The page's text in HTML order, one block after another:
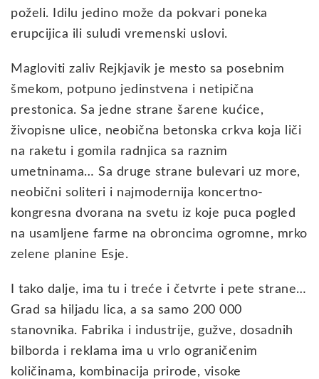
poželi. Idilu jedino može da pokvari poneka
erupcijica ili suludi vremenski uslovi.
Magloviti zaliv Rejkjavik je mesto sa posebnim
šmekom, potpuno jedinstvena i netipična
prestonica. Sa jedne strane šarene kućice,
živopisne ulice, neobična betonska crkva koja liči
na raketu i gomila radnjica sa raznim
umetninama… Sa druge strane bulevari uz more,
neobični soliteri i najmodernija koncertno-
kongresna dvorana na svetu iz koje puca pogled
na usamljene farme na obroncima ogromne, mrko
zelene planine Esje.
I tako dalje, ima tu i treće i četvrte i pete strane…
Grad sa hiljadu lica, a sa samo 200 000
stanovnika. Fabrika i industrije, gužve, dosadnih
bilborda i reklama ima u vrlo ograničenim
količinama, kombinacija prirode, visoke